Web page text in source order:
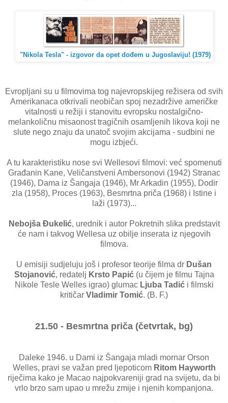
"Nikola Tesla" - izgovor da opet dođem u Jugoslaviju! (1979)
Evropljani su u filmovima tog najevropskijeg režisera od svih
Amerikanaca otkrivali neobičan spoj nezadržive američke
vitalnosti u režiji i stanovitu evropsku nostalgično-
melankoličnu misaonost tragičnih osamljenih likova koji ne
slute nego znaju da unatoč svojim akcijama - sudbini ne
mogu izbjeći.
A tu karakteristiku nose svi Wellesovi filmovi: već spomenuti
Građanin Kane, Veličanstveni Ambersonovi (1942) Stranac
(1946), Dama iz Šangaja (1946), Mr Arkadin (1955), Dodir
zla (1958), Proces (1963), Besmrtna priča (1968) i Istine i
laži (1973)...
Nebojša Đukelić, urednik i autor Pokretnih slika predstavit
će nam i takvog Wellesa uz obilje inserata iz njegovih
filmova.
U emisiji sudjeluju još i profesor teorije filma dr Dušan
Stojanović, redatelj Krsto Papić(u čijem je filmu Tajna
Nikole Tesle Welles igrao) glumac Ljuba Tadići filmski
kritičar Vladimir Tomić. (B. F.)
21.50 - Besmrtna priča (četvrtak, bg)
Daleke 1946. u Dami iz Šangaja mladi mornar Orson
Welles, pravi se važan pred ljepoticom Ritom Hayworth
riječima kako je Macao najpokvareniji grad na svijetu, da bi
vrlo brzo sam upao u mrežu zmije i njenih kompanjona.